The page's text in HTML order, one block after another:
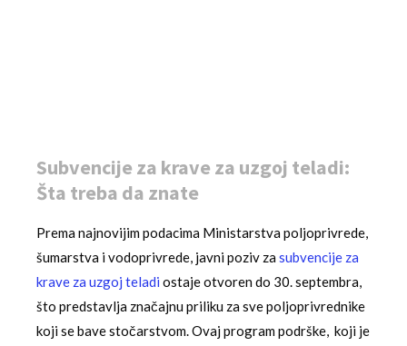
Subvencije za krave za uzgoj teladi:
Šta treba da znate
Prema najnovijim podacima Ministarstva poljoprivrede,
šumarstva i vodoprivrede, javni poziv zasubvencije za
krave za uzgoj teladi ostaje otvoren do 30. septembra,
što predstavlja značajnu priliku za sve poljoprivrednike
koji se bave stočarstvom. Ovaj program podrške, koji je